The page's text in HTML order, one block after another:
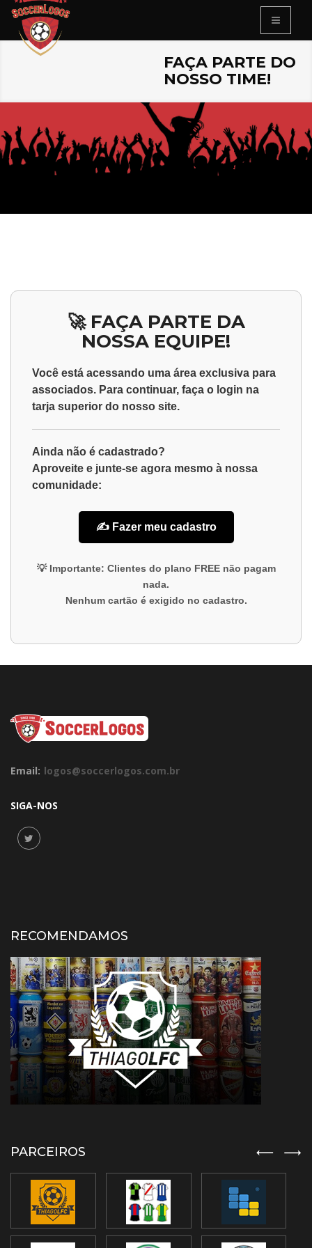
FAÇA PARTE DO
NOSSO TIME!
🚀 FAÇA PARTE DA
NOSSA EQUIPE!
Você está acessando uma área exclusiva para
associados. Para continuar, faça o login na
tarja superior do nosso site.
Ainda não é cadastrado?
Aproveite e junte-se agora mesmo à nossa
comunidade:
✍️ Fazer meu cadastro
💡 Importante: Clientes do plano FREEnão pagam
nada.
Nenhum cartão é exigido no cadastro.
Email: logos@soccerlogos.com.br
SIGA-NOS
RECOMENDAMOS
PARCEIROS